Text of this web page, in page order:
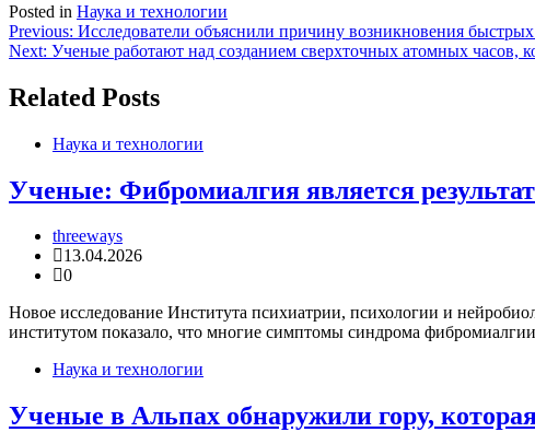
Posted in Наука и технологии
Навигация
по
записям
Previous: Исследователи объяснили причину возникновения
Next: Ученые работают над созданием сверхточных атомных часов,
Related Posts
Наука и технологии
Ученые: Фибромиалгия является
threeways
13.04.2026
0
Новое исследование Института психиатрии, психологии и
институтом показало, что многие симптомы синдрома
Наука и технологии
Ученые в Альпах обнаружили гору,